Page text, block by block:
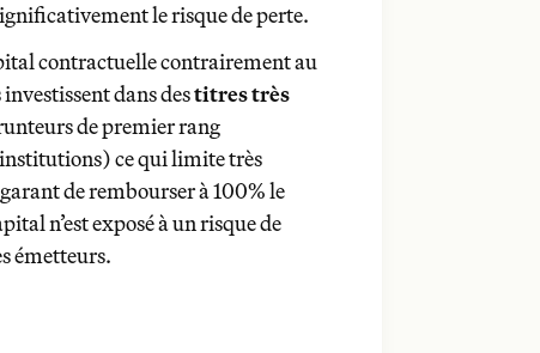
titres très
le risque de perte.
contractuelle contrairement au
dans destitres très
de premier rang
ce qui limite très
de rembourser à 100% le
n’est exposé à un risque de
émetteurs.